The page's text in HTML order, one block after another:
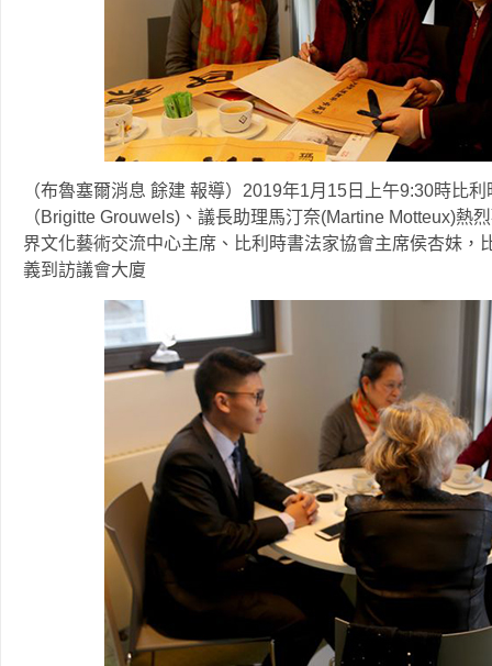
（布魯塞爾消息 餘建 報導）2019年1月15日上午9:30時比
（Brigitte Grouwels)、議長助理馬汀奈(Martine Motteux)熱
界文化藝術交流中心主席、比利時書法家協會主席侯杏妹，
義到訪議會大廈